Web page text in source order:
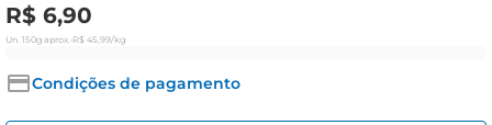
R$ 6,90
Un. 150g aprox. •R$ 45,99/kg
Condições de pagamento
azeite
cerveja